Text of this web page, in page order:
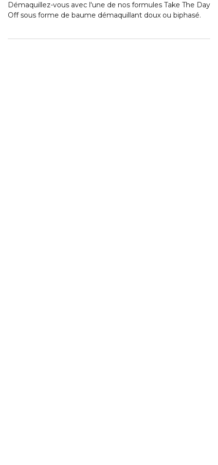
Démaquillez-vous avec l'une de nos formules Take The Day
Off sous forme de baume démaquillant doux ou biphasé.